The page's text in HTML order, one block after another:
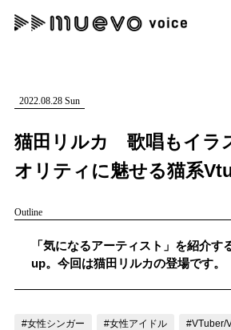
記事を検索する
人気ワード
#男性SSW #ポップス #女性SSW
"読者の声を形にする”音楽特化
MENU
記事一覧
2022.08.28 Sun
猫田リルカ 歌唱もイラ
オリティに魅せる猫系
Outline
「気になるアーティスト」を紹介す
up。今回は猫田リルカの登場です。
#女性シンガー #女性アイドル #VTuber/